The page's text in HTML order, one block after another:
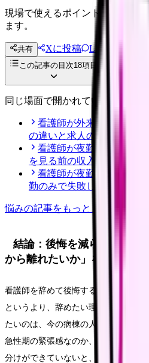
現場で使えるポイントを、同僚
ます。
共有 Xに投稿 LINE
投稿文
この記事の目次18項目
同じ場面で開かれている記事
看護師が外来へ転職する
の違いと求人の見方
看護師が夜勤なしにする
を見る前の収入チェック
看護師が夜勤なし求人を
勤のみで失敗しない見方
悩みの記事をもっと見る
結論：後悔を減らす鍵は「
から離れたいか」を分けること
看護師を辞めて後悔する人の多くは
というより、辞めたい理由を分けな
たいのは、今の病棟の人間関係なのか
急性期の緊張感なのか、看護という
分けができていないと、転職しても